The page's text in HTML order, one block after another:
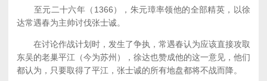
至元二十六年（1366），朱元璋率领他的全部精英，以徐
达常遇春为主帅讨伐张士诚。
在讨论作战计划时，发生了争执，常遇春认为应该直接攻取
东吴的老巢平江（今为苏州），徐达也赞成他的这一意见，他们
都认为，只要取得了平江，张士诚的所有地盘都将不战而降。